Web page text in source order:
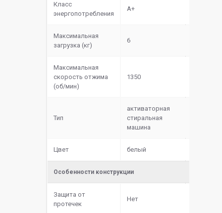
Класс
энергопотребления
A+
Максимальная
загрузка (кг)
6
Максимальная
скорость отжима
(об/мин)
1350
Тип
активаторная
стиральная
машина
Цвет белый
Особенности конструкции
Защита от
протечек
Нет